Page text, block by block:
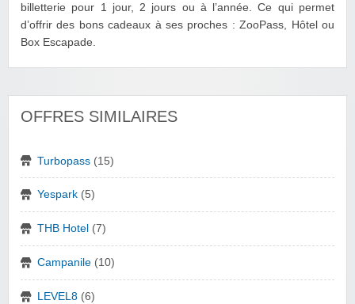
billetterie pour 1 jour, 2 jours ou à l’année. Ce qui permet
d’offrir des bons cadeaux à ses proches : ZooPass, Hôtel ou
Box Escapade.
OFFRES SIMILAIRES
Turbopass (15)
Yespark (5)
THB Hotel (7)
Campanile (10)
LEVEL8 (6)